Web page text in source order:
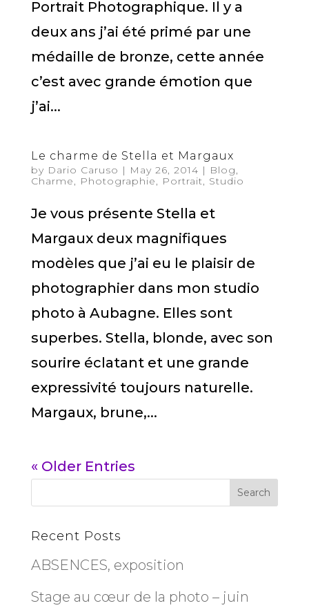
Portrait Photographique. Il y a
deux ans j’ai été primé par une
médaille de bronze, cette année
c’est avec grande émotion que
j’ai...
Le charme de Stella et Margaux
by Dario Caruso | May 26, 2014 | Blog,
Charme, Photographie, Portrait, Studio
Je vous présente Stella et
Margaux deux magnifiques
modèles que j’ai eu le plaisir de
photographier dans mon studio
photo à Aubagne. Elles sont
superbes. Stella, blonde, avec son
sourire éclatant et une grande
expressivité toujours naturelle.
Margaux, brune,...
« Older Entries
Recent Posts
ABSENCES, exposition
Stage au cœur de la photo – juin